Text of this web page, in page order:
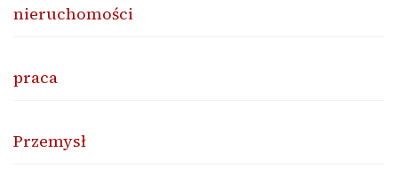
nieruchomości
praca
Przemysł